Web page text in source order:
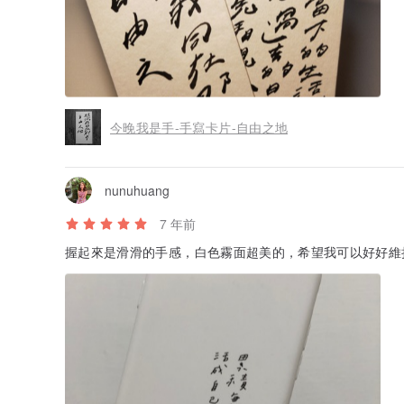
今晚我是手-手寫卡片-自由之地
nunuhuang
7 年前
握起來是滑滑的手感，白色霧面超美的，希望我可以好好維